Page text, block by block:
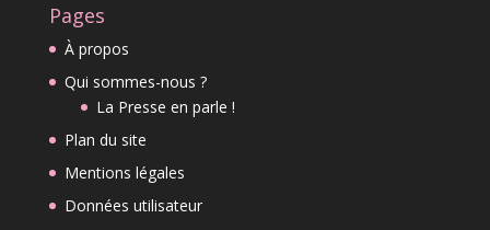
Pages
À propos
Qui sommes-nous ?
La Presse en parle !
Plan du site
Mentions légales
Données utilisateur